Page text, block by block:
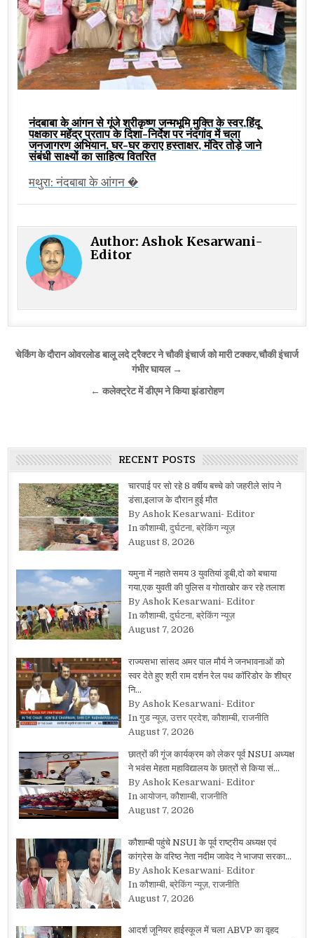
नंदबाबा के आंगन से गूंजे श्रीकृष्ण जन्मभूमि मुक्ति के स्वर,हिंदू
पक्षकार महेंद्र प्रताप के दिशा-निर्देश पर नंदगांव में चला
जनजागरण अभियान, घर-घर कराए हस्ताक्षर, मंदिर तोड़े जाने
संबंधी साक्ष्यों का साहित्य वितरित
मथुरा: नंदबाबा के आंगन �
Author:Ashok Kesarwani-
Editor
Post
चेकिंग के दौरान ओवरलोड बालू लदे ट्रैक्टर ने चौकी इंचार्ज को मारी टक्कर,चौकी इंचार्ज
गंभीर घायल →
← कलेक्ट्रेट में डीएम ने किया झंडारोहण
RECENT POSTS
चारपाई पर सो रहे 8 वर्षीय बच्चे को जहरीले सांप ने
डंसा,इलाज के दौरान हुई मौत
By Ashok Kesarwani- Editor
In कौशाम्बी, दुर्घटना, ब्रेकिंग न्यूज़
August 8, 2026
यमुना में नहाते समय 3 युवतियां डूबी,दो को बचाया
गया,एक युवती की पुलिस व गोताखोर कर रहे तलाश
By Ashok Kesarwani- Editor
In कौशाम्बी, दुर्घटना, ब्रेकिंग न्यूज़
August 7, 2026
राज्यसभा सांसद अमर पाल मौर्य ने जनभावनाओं को
स्वर देते हुए श्री राम दर्शन रेल पथ कॉरिडोर के शीघ्र
नि…
By Ashok Kesarwani- Editor
In गुड न्यूज़, उत्तर प्रदेश, कौशाम्बी, राजनीति
August 7, 2026
छात्रों की गूंज कार्यक्रम को लेकर पूर्व NSUI अध्यक्ष
ने भवंस मेहता महाविद्यालय के छात्रों से किया सं…
By Ashok Kesarwani- Editor
In आयोजन, कौशाम्बी, राजनीति
August 7, 2026
कौशाम्बी पहुंचे NSUI के पूर्व राष्ट्रीय अध्यक्ष एवं
कांग्रेस के वरिष्ठ नेता नदीम जावेद ने भाजपा सरका…
By Ashok Kesarwani- Editor
In कौशाम्बी, ब्रेकिंग न्यूज़, राजनीति
August 7, 2026
आदर्श जूनियर हाईस्कूल में चला ABVP का वृहद